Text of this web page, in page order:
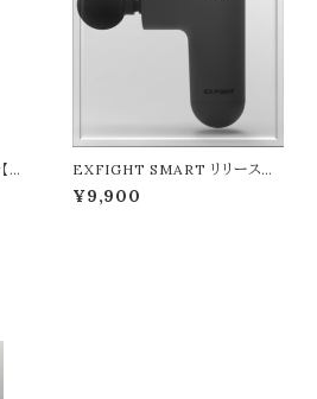
57
EXFIGHT SMART リリースガ
ン
¥9,900